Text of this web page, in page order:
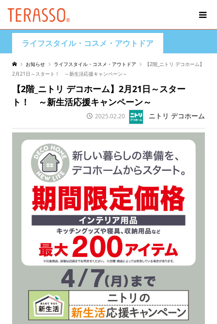
ライフスタイル・コスメ・アウトドア
お知らせ ライフスタイル・コスメ・アウトドア
【2階_ニトリ デコホーム】
2月21日～スタート！ ～新生活応援キャンペーン～
【2階_ニトリ デコホーム】2月21日～スター
ト！ ～新生活応援キャンペーン～
2025.02.20 ニトリ デコホーム